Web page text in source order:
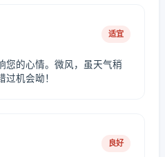
适宜
您的心情。微风，虽天气稍
机会呦！
良好